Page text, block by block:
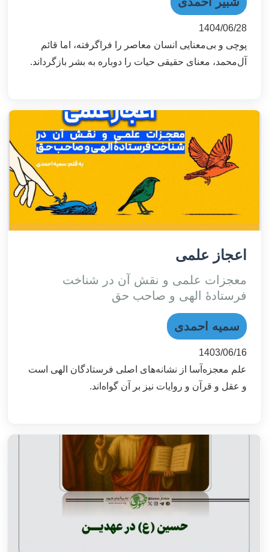
1404/06/28
پوچی و بی‌معنایی انسان معاصر را فراگرفته، اما قائم
آل‌محمد، معنای حقیقی حیات را دوباره به بشر بازگرداند.
اعجاز علمی
معجزات علمی و نقش آن در شناخت
فرستادهٔ الهی و صاحب حق
سمیه احمدی
1403/06/16
علم معجزه‌آسا از نشانه‌های اصلی فرستادگان الهی است
و عقل و قرآن و روایات نیز بر آن گواه‌اند.